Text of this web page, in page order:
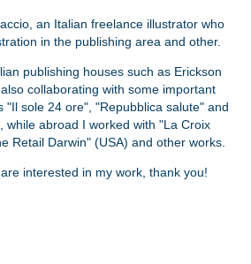
an Italian freelance illustrator who
in the publishing area and other.
publishing houses such as Erickson
collaborating with some important
"Il sole 24 ore", "Repubblica salute" and
while abroad I worked with "La Croix
Retail Darwin" (USA) and other works.
interested in my work, thank you!